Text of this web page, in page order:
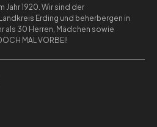
Jahr 1920. Wir sind der
Erding und beherbergen in
als 30 Herren, Mädchen sowie
MAL VORBEI!